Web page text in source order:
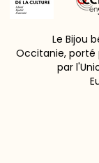
Le Bijou
Occitanie,
par